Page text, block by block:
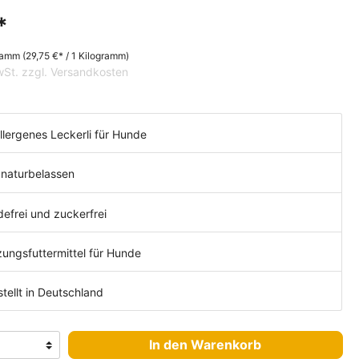
(29,75 €* / 1 Kilogramm)
zzgl. Versandkosten
Leckerli für Hunde
und zuckerfrei
für Hunde
in Deutschland
In den Warenkorb